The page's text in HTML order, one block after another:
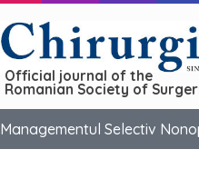
Official journal of the
Romanian Society of
Managementul Selectiv